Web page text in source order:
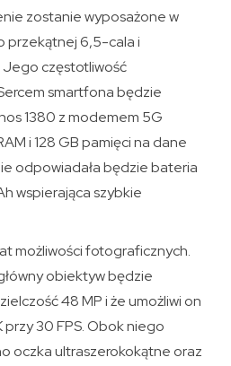
zostanie wyposażone w
przekątnej 6,5-cala i
Jego częstotliwość
smartfona będzie
1380 z modemem 5G
i 128 GB pamięci na dane
odpowiadała będzie bateria
wspierająca szybkie
możliwości fotograficznych.
obiektyw będzie
48 MP i że umożliwi on
30 FPS. Obok niego
oczka ultraszerokokątne oraz